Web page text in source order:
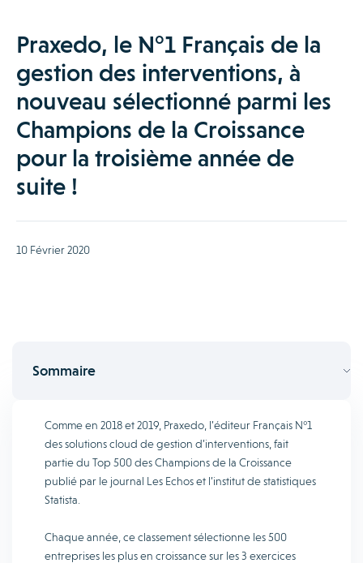
Praxedo, le N°1 Français de la
gestion des interventions, à
nouveau sélectionné parmi les
Champions de la Croissance
pour la troisième année de
suite !
10 Février 2020
Sommaire
Comme en 2018 et 2019, Praxedo, l’éditeur Français N°1
des solutions cloud de gestion d’interventions, fait
partie du Top 500 des Champions de la Croissance
publié par le journal Les Echos et l’institut de statistiques
Statista.
Chaque année, ce classement sélectionne les 500
entreprises les plus en croissance sur les 3 exercices